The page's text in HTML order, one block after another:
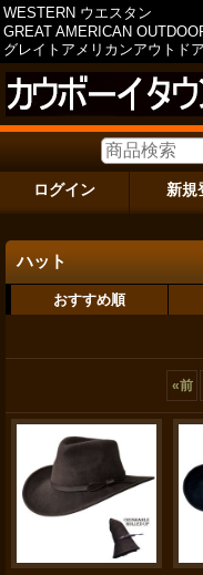
WESTERN ウエスタン
GREAT AMERICAN
グレイトアメリカンアウトドア
ログイン 新規
ハット
おすすめ順
«前